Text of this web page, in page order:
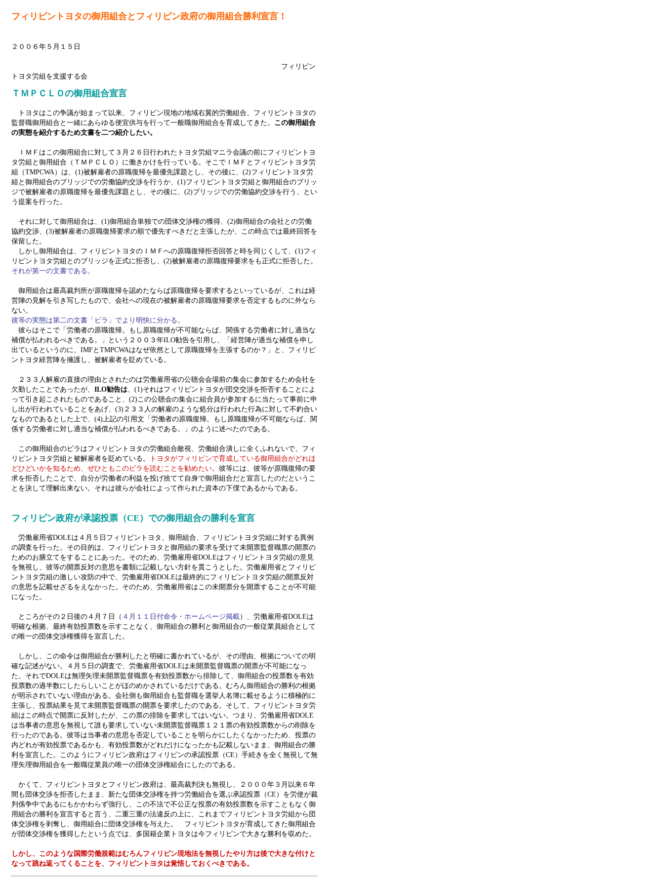
フィリピントヨタの御用組合とフィリピン政府の御用組合勝利宣言！
２００６年５月１５日
フィリピン
トヨタ労組を支援する会
ＴＭＰＣＬＯの御用組合宣言
トヨタはこの争議が始まって以来、フィリピン現地の地域右翼的労働組合、フィリピントヨタの
監督職御用組合と一緒にあらゆる便宜供与を行って一般職御用組合を育成してきた。 この御用組合
の実態を紹介するため文書を二つ紹介したい。
ＩＭＦはこの御用組合に対して３月２６日行われたトヨタ労組マニラ会議の前にフィリピントヨ
タ労組と御用組合（ＴＭＰＣＬＯ）に働きかけを行っている。そこでＩＭＦとフィリピントヨタ労
組（TMPCWA）は、(1)被解雇者の原職復帰を最優先課題とし、その後に、(2)フィリピントヨタ労
組と御用組合のブリッジでの労働協約交渉を行うか、(1)フィリピントヨタ労組と御用組合のブリッ
ジで被解雇者の原職復帰を最優先課題とし、その後に、(2)ブリッジでの労働協約交渉を行う、とい
う提案を行った。
それに対して御用組合は、(1)御用組合単独での団体交渉権の獲得、(2)御用組合の会社との労働
協約交渉、(3)被解雇者の原職復帰要求の順で優先すべきだと主張したが、この時点では最終回答を
保留した。
しかし御用組合は、フィリピントヨタのＩＭＦへの原職復帰拒否回答と時を同じくして、(1)フィ
リピントヨタ労組とのブリッジを正式に拒否し、(2)被解雇者の原職復帰要求をも正式に拒否した。
それが第一の文書である。
御用組合は最高裁判所が原職復帰を認めたならば原職復帰を要求するといっているが、これは経
営陣の見解を引き写したもので、会社への現在の被解雇者の原職復帰要求を否定するものに外なら
ない。
彼等の実態は第二の文書「ビラ」でより明快に分かる。
彼らはそこで「労働者の原職復帰。もし原職復帰が不可能ならば、関係する労働者に対し適当な
補償が払われるべきである。」という２００３年ILO勧告を引用し、「経営陣が適当な補償を申し
出ているというのに、IMFとTMPCWAはなぜ依然として原職復帰を主張するのか？」と、フィリピ
ントヨタ経営陣を擁護し、被解雇者を貶めている。
２３３人解雇の直接の理由とされたのは労働雇用省の公聴会会場前の集会に参加するため会社を
欠勤したことであったが、 ILO勧告は、(1)それはフィリピントヨタが団交交渉を拒否することによ
って引き起こされたものであること、(2)この公聴会の集会に組合員が参加するに当たって事前に申
し出が行われていることをあげ、(3)２３３人の解雇のような処分は行われた行為に対して不釣合い
なものであるとした上で、(4)上記の引用文「労働者の原職復帰。もし原職復帰が不可能ならば、関
係する労働者に対し適当な補償が払われるべきである。」のように述べたのである。
この御用組合のビラはフィリピントヨタの労働組合敵視、労働組合潰しに全くふれないで、フィ
リピントヨタ労組と被解雇者を貶めている。
トヨタがフィリピンで育成している御用組合がどれほ
どひどいかを知るため、ぜひともこのビラを読むことを勧めたい。 彼等には、彼等が原職復帰の要
求を拒否したことで、自分が労働者の利益を投げ捨てて自身で御用組合だと宣言したのだというこ
とを決して理解出来ない。それは彼らが会社によって作られた資本の下僕であるからである。
フィリピン政府が承認投票（CE）での御用組合の勝利を宣言
労働雇用省DOLEは４月５日フィリピントヨタ、御用組合、フィリピントヨタ労組に対する異例
の調査を行った。その目的は、フィリピントヨタと御用組の要求を受けて未開票監督職票の開票の
ためのお膳立てをすることにあった。そのため、労働雇用省DOLEはフィリピントヨタ労組の意見
を無視し、彼等の開票反対の意思を書類に記載しない方針を貫こうとした。労働雇用省とフィリピ
ントヨタ労組の激しい攻防の中で、労働雇用省DOLEは最終的にフィリピントヨタ労組の開票反対
の意思を記載せざるをえなかった。そのため、労働雇用省はこの未開票分を開票することが不可能
になった。
ところがその２日後の４月７日（ ４月１１日付命令・ホームページ掲載）、労働雇用省DOLEは
明確な根拠、最終有効投票数を示すことなく、御用組合の勝利と御用組合の一般従業員組合として
の唯一の団体交渉権獲得を宣言した。
しかし、この命令は御用組合が勝利したと明確に書かれているが、その理由、根拠についての明
確な記述がない。４月５日の調査で、労働雇用省DOLEは未開票監督職票の開票が不可能になっ
た。それでDOLEは無理矢理未開票監督職票を有効投票数から排除して、御用組合の投票数を有効
投票数の過半数にしたらしいことがほのめかされているだけである。むろん御用組合の勝利の根拠
が明示されていない理由がある。会社側も御用組合も監督職を選挙人名簿に載せるように積極的に
主張し、投票結果を見て未開票監督職票の開票を要求したのである。そして、フィリピントヨタ労
組はこの時点で開票に反対したが、この票の排除を要求してはいない。つまり、労働雇用省DOLE
は当事者の意思を無視して誰も要求していない未開票監督職票１２１票の有効投票数からの削除を
行ったのである。彼等は当事者の意思を否定していることを明らかにしたくなかったため、投票の
内どれが有効投票であるかも、有効投票数がどれだけになったかも記載しないまま、御用組合の勝
利を宣言した。このようにフィリピン政府はフィリピンの承認投票（CE）手続きを全く無視して無
理矢理御用組合を一般職従業員の唯一の団体交渉権組合にしたのである。
かくて、フィリピントヨタとフィリピン政府は、最高裁判決も無視し、２０００年３月以来６年
間も団体交渉を拒否したまま、新たな団体交渉権を持つ労働組合を選ぶ承認投票（CE）を労使が裁
判係争中であるにもかかわらず強行し、この不法で不公正な投票の有効投票数を示すこともなく御
用組合の勝利を宣言すると言う、二重三重の法違反の上に、これまでフィリピントヨタ労組から団
体交渉権を剥奪し、御用組合に団体交渉権を与えた。 フィリピントヨタが育成してきた御用組合
が団体交渉権を獲得したという点では、多国籍企業トヨタは今フィリピンで大きな勝利を収めた。
しかし、このような国際労働規範はむろんフィリピン現地法を無視したやり方は後で大きな付けと
なって跳ね返ってくることを、フィリピントヨタは覚悟しておくべきである。